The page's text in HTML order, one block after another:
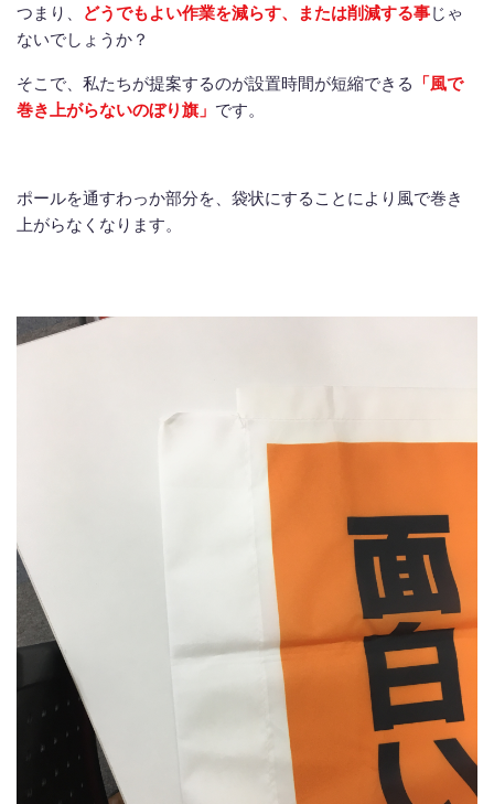
つまり、 どうでもよい作業を減らす、または削減する事じゃ
ないでしょうか？
そこで、私たちが提案するのが設置時間が短縮できる 「風で
巻き上がらないのぼり旗」 です。
ポールを通すわっか部分を、袋状にすることにより風で巻き
上がらなくなります。